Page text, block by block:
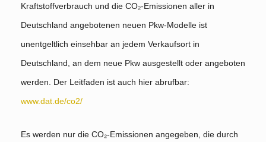
Kraftstoffverbrauch und die CO₂-Emissionen aller in
Deutschland angebotenen neuen Pkw-Modelle ist
unentgeltlich einsehbar an jedem Verkaufsort in
Deutschland, an dem neue Pkw ausgestellt oder angeboten
werden. Der Leitfaden ist auch hier abrufbar:
www.dat.de/co2/
Es werden nur die CO₂-Emissionen angegeben, die durch